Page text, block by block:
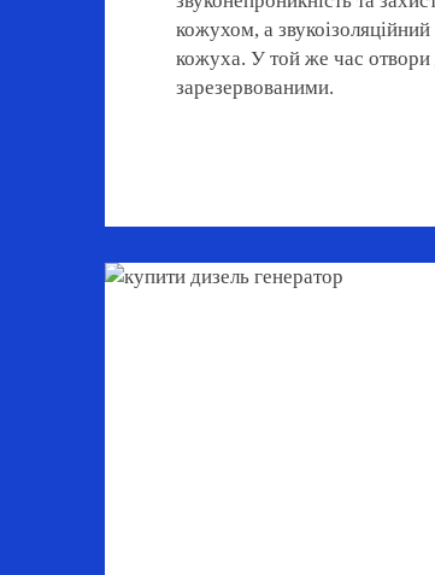
кожухом, а
кожуха. У той же час отвори
зарезервованими.